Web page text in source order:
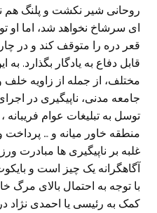
روحانی شیر نکشت و پلنگ هم
ای سرشاخ نخواهد شد، اما
قعر دره را متوقف کند و در
قابل دفاع به یادگار بگذارد. به
مختلف، از جمله از زاویه
جامعه مدنی، ناپیگیری در
توسل به تبلیغات عوام
منطقه خاور میانه و … پرداخت
غلبه بر ناپیگیری ها مبادرت
آگاهگرانه یک چیز است و
با توجه به احتمال بالای مرگ
کمک به رئیسی یا احمدی نژاد